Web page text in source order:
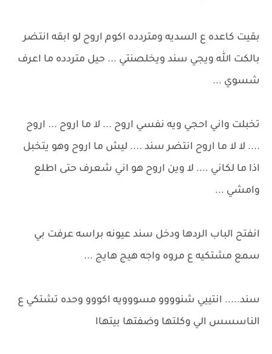
بقيت كاعده ع السديه ومتردده اكوم اروح لو ابقه انتضر
بالكت الله ويجي سند ويخلصنتي ... حيل متردده ما اعرف
شسوي ...
تخبلت واني احجي ويه نفسي اروح ... لا ما اروح ... اروح
.... لا لا ما اروح انتضر سند .... ليش ما اروح وهو يتخبل
اذا ما لكاني .... لا وين اروح هو اني شعرف حتى اطلع
وامشي ...
انفتح الباب الردها ودخل سند عيونه براسه عرفت بي
سمع مشتكيه ع مروه واجه هيج هايج ...
سند..... انتييي شنوووو مسووويه اكووو وحده تشتكي ع
الناسسس الي وكلتها وضفتها بيتهاا